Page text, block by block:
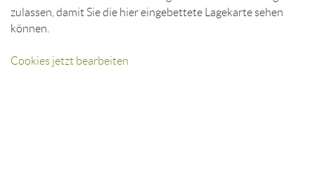
zulassen, damit Sie die hier eingebettete Lagekarte sehen
können.
Cookies jetzt bearbeiten